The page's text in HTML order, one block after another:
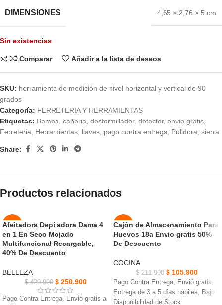
DIMENSIONES 4,65 × 2,76 × 5 cm
Sin existencias
Comparar Añadir a la lista de deseos
SKU: herramienta de medición de nivel horizontal y vertical de 90
grados
Categoría: FERRETERIA Y HERRAMIENTAS
Etiquetas: Bomba, cañeria, destormillador, detector, envio gratis,
Ferreteria, Herramientas, llaves, pago contra entrega, Pulidora, sierra
Share:
Productos relacionados
-40%
AGOT
ADO
Afeitadora Depiladora Dama 4
en 1 En Seco Mojado
Multifuncional Recargable,
40% De Descuento
BELLEZA
$420.900 $250.900
Pago Contra Entrega, Envió gratis a
-50%
NUEVO
Cajón de Almacenamiento Para
Huevos 18a Envio gratis 50%
De Descuento
COCINA
$211.900 $105.900
Pago Contra Entrega, Envió gratis,
Entrega de 3 a 5 días hábiles, Bajo
Disponibilidad de Stock.